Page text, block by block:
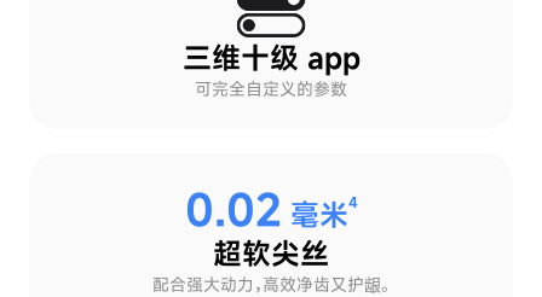
三维十级 app
可完全自定义的参数
0.02 毫米4
超软尖丝
配合强大动力，高效净齿又护龈。